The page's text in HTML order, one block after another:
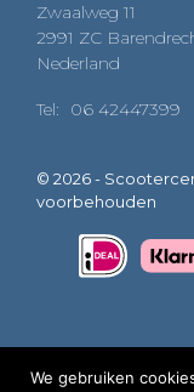
Zwaalweg 11
2991 ZC
Nederland
Tel: 06 42447399
© 2026 -
voorbehouden
We gebruiken